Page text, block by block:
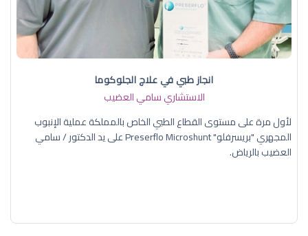
انجاز طبي في علاج الجلوكوما
الاستشاري سامي العضيب
لأول مرة على مستوى القطاع الطبي الخاص بالمملكة عملية الإنبوب
المجهري "بريسرفلو" Preserflo Microshunt على يد الدكتور / سامي
العضيب بالرياض.